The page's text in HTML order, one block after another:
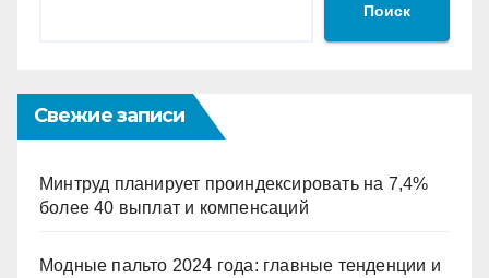
Поиск
Свежие записи
Минтруд планирует проиндексировать на 7,4%
более 40 выплат и компенсаций
Модные пальто 2024 года: главные тенденции и